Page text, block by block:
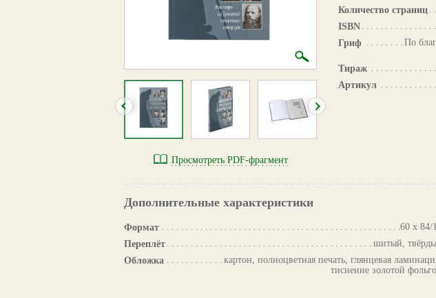
Просмотреть PDF-фрагмент
Количество страниц
ISBN
Гриф
По
Тираж
Артикул
Дополнительные характеристики
Формат
60 х 84/
Переплёт
шитый,
Обложка
картон, полноцветная печать, глянцевая
тиснение золотой